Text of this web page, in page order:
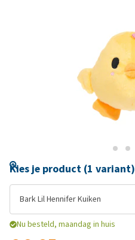
Kies je product (1 variant)
Bark Lil Hennifer Kuiken
Nu besteld, maandag in huis